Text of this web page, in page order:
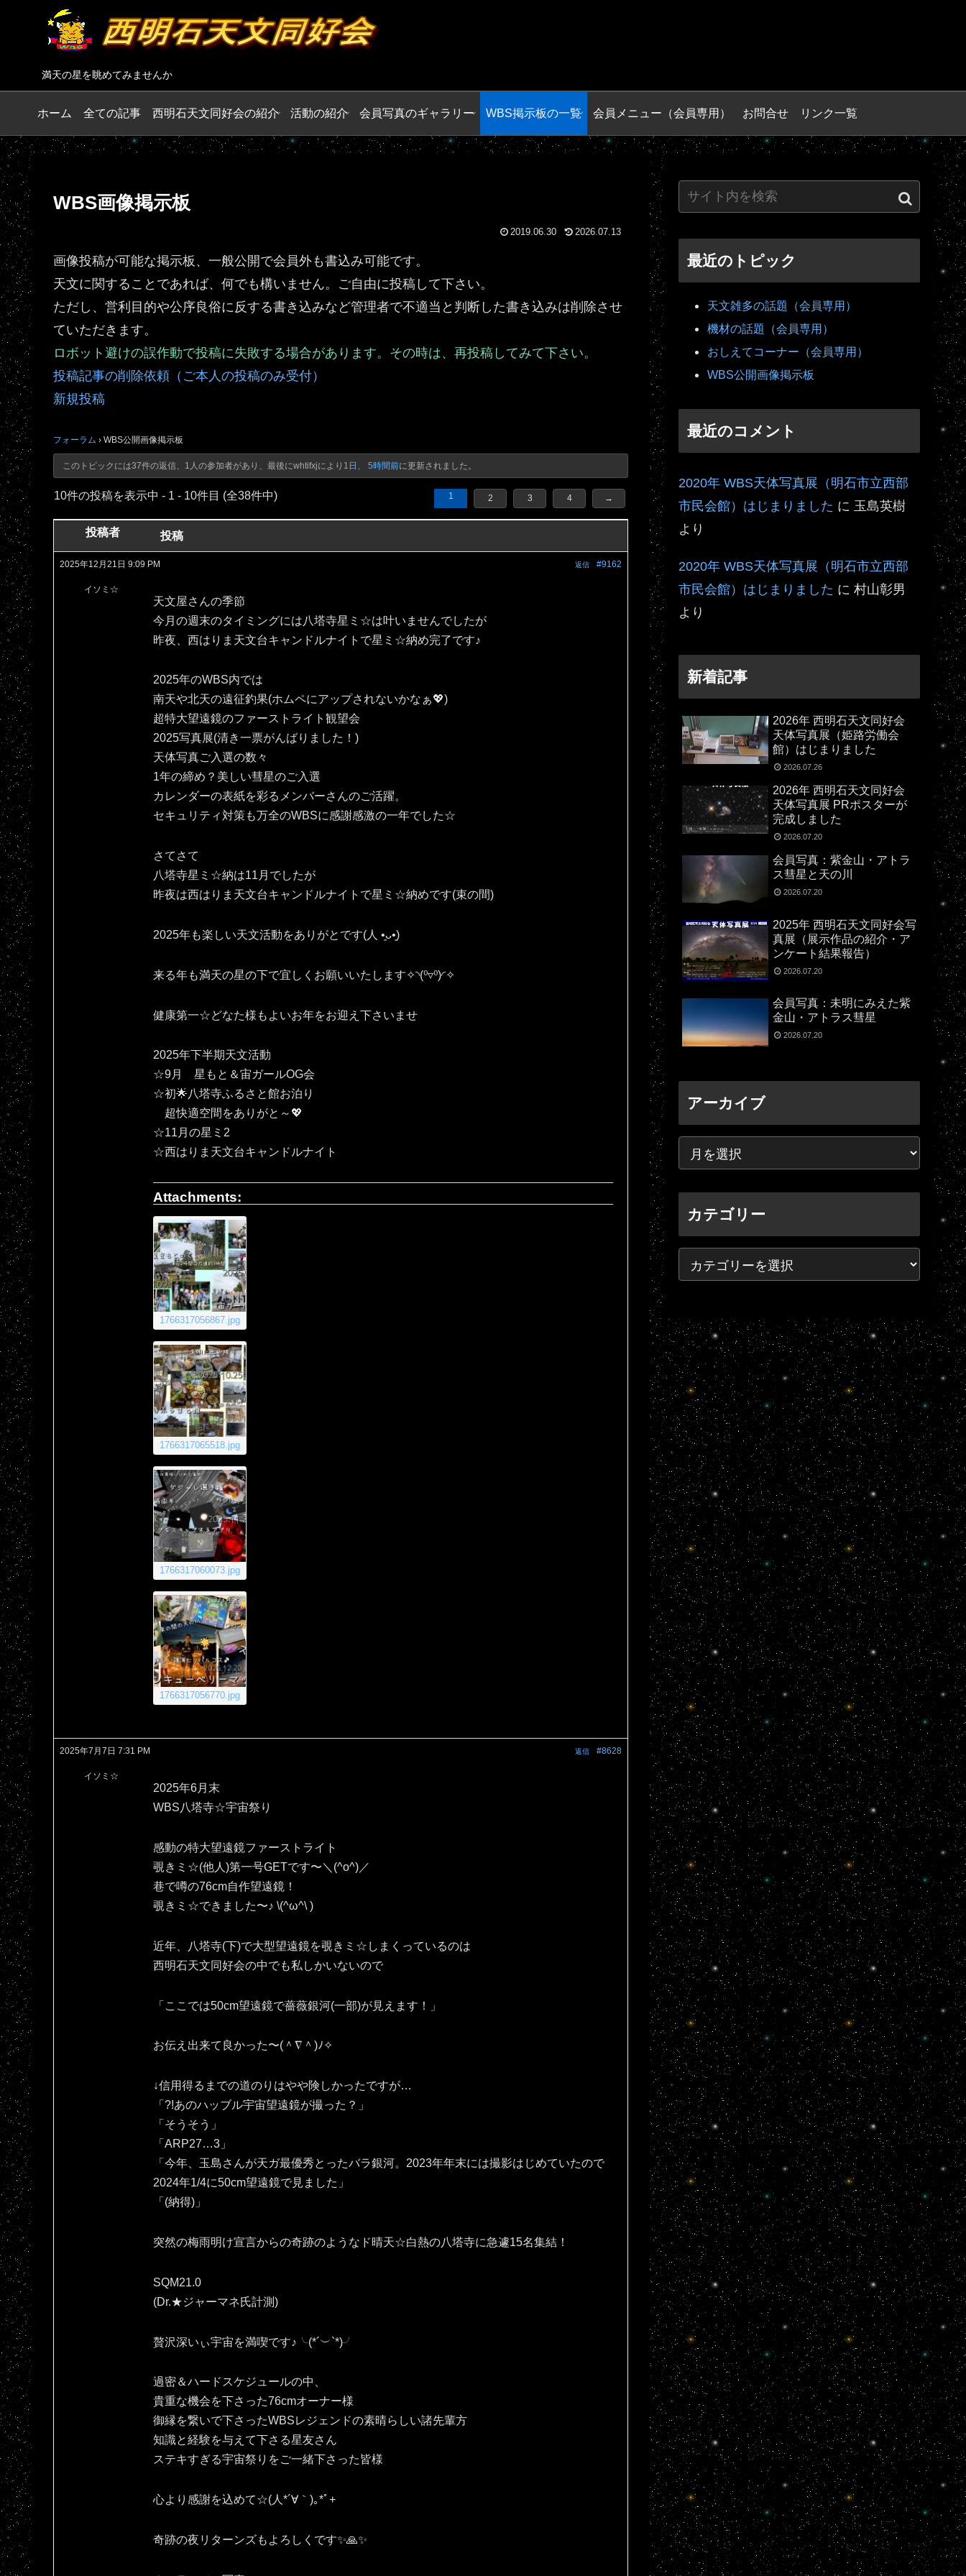
満天の星を眺めてみませんか
ホーム 全ての記事 西明石天文同好会の紹介 活動の紹介 会員写真のギャラリー WBS掲示板の一覧 会員メニュー（会員専用） お問合せ リンク一覧
WBS画像掲示板
2019.06.30 2026.07.13
画像投稿が可能な掲示板、一般公開で会員外も書込み可能です。
天文に関することであれば、何でも構いません。ご自由に投稿して下さい。
ただし、営利目的や公序良俗に反する書き込みなど管理者で不適当と判断した書き込みは削除させ
ていただきます。
ロボット避けの誤作動で投稿に失敗する場合があります。その時は、再投稿してみて下さい。
投稿記事の削除依頼（ご本人の投稿のみ受付）
新規投稿
フォーラム › WBS公開画像掲示板
このトピックには37件の返信、1人の参加者があり、最後にwhtifxjにより 1日、 5時間前に更新されました。
10件の投稿を表示中 - 1 - 10件目 (全38件中) 1 2 3 4 →
投稿者 投稿
2025年12月21日 9:09 PM #9162
返信
イソミ☆
天文屋さんの季節
今月の週末のタイミングには八塔寺星ミ☆は叶いませんでしたが
昨夜、西はりま天文台キャンドルナイトで星ミ☆納め完了です♪
2025年のWBS内では
南天や北天の遠征釣果(ホムペにアップされないかなぁ💖)
超特大望遠鏡のファーストライト観望会
2025写真展(清き一票がんばりました！)
天体写真ご入選の数々
1年の締め？美しい彗星のご入選
カレンダーの表紙を彩るメンバーさんのご活躍。
セキュリティ対策も万全のWBSに感謝感激の一年でした☆
さてさて
八塔寺星ミ☆納は11月でしたが
昨夜は西はりま天文台キャンドルナイトで星ミ☆納めです(束の間)
2025年も楽しい天文活動をありがとです(⁠人⁠ ⁠•͈⁠ᴗ⁠•͈⁠)
来る年も満天の星の下で宜しくお願いいたします✧⁠◝⁠(⁠⁰⁠▿⁠⁰⁠)⁠◜⁠✧
健康第一☆どなた様もよいお年をお迎え下さいませ
2025年下半期天文活動
☆9月 星もと＆宙ガールOG会
☆初🌟八塔寺ふるさと館お泊り
超快適空間をありがと～💖
☆11月の星ミ2
☆西はりま天文台キャンドルナイト
Attachments:
1766317056867.jpg
1766317065518.jpg
1766317060073.jpg
1766317056770.jpg
2025年7月7日 7:31 PM #8628
返信
イソミ☆
2025年6月末
WBS八塔寺☆宇宙祭り
感動の特大望遠鏡ファーストライト
覗きミ☆(他人)第一号GETです〜＼(^o^)／
巷で噂の76cm自作望遠鏡！
覗きミ☆できました〜♪⁠ ⁠\⁠(⁠^⁠ω⁠^⁠\⁠ ⁠)
近年、八塔寺(下)で大型望遠鏡を覗きミ☆しまくっているのは
西明石天文同好会の中でも私しかいないので
「ここでは50cm望遠鏡で薔薇銀河(一部)が見えます！」
お伝え出来て良かった〜(⁠＾⁠∇⁠＾⁠)⁠ﾉ⁠✧⁠
↓信用得るまでの道のりはやや険しかったですが…
「?!あのハッブル宇宙望遠鏡が撮った？」
「そうそう」
「ARP27…3」
「今年、玉島さんが天ガ最優秀とったバラ銀河。2023年年末には撮影はじめていたので
2024年1/4に50cm望遠鏡で見ました」
「(納得)」
突然の梅雨明け宣言からの奇跡のようなド晴天☆白熱の八塔寺に急遽15名集結！
SQM21.0
(Dr.★ジャーマネ氏計測)
贅沢深いぃ宇宙を満喫です♪⁠╰⁠(⁠*⁠´⁠︶⁠`⁠*⁠)⁠╯
過密＆ハードスケジュールの中、
貴重な機会を下さった76cmオーナー様
御縁を繋いで下さったWBSレジェンドの素晴らしい諸先輩方
知識と経験を与えて下さる星友さん
ステキすぎる宇宙祭りをご一緒下さった皆様
心より感謝を込めて☆(⁠人⁠*⁠´⁠∀⁠｀⁠)⁠｡⁠*ﾟ⁠+
奇跡の夜リターンズもよろしくです✨🙏✨️
最近のトピック
天文雑多の話題（会員専用）
機材の話題（会員専用）
おしえてコーナー（会員専用）
WBS公開画像掲示板
最近のコメント
2020年 WBS天体写真展（明石市立西部
市民会館）はじまりました に 玉島英樹
より
2020年 WBS天体写真展（明石市立西部
市民会館）はじまりました に 村山彰男
より
新着記事
2026年 西明石天文同好会
天体写真展（姫路労働会
館）はじまりました
2026.07.26
2026年 西明石天文同好会
天体写真展 PRポスターが
完成しました
2026.07.20
会員写真：紫金山・アトラ
ス彗星と天の川
2026.07.20
2025年 西明石天文同好会写
真展（展示作品の紹介・ア
ンケート結果報告）
2026.07.20
会員写真：未明にみえた紫
金山・アトラス彗星
2026.07.20
アーカイブ
カテゴリー